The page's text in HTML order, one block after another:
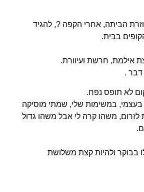
הביתה, אחרי הקפה?, להגיד
אילמת, חרשת ועיוורת.
דבר .
לא תופס נפח.
במשימות שלי, שמתי מוסיקה
לזרום, משהו קרה לי אבל משהו גדול
בבוקר ולהיות קצת משלושת